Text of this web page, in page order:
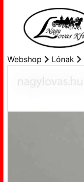
Webshop Lónak